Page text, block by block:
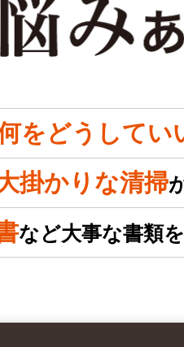
をどうしてい
掛かりな清掃
など大事な書類